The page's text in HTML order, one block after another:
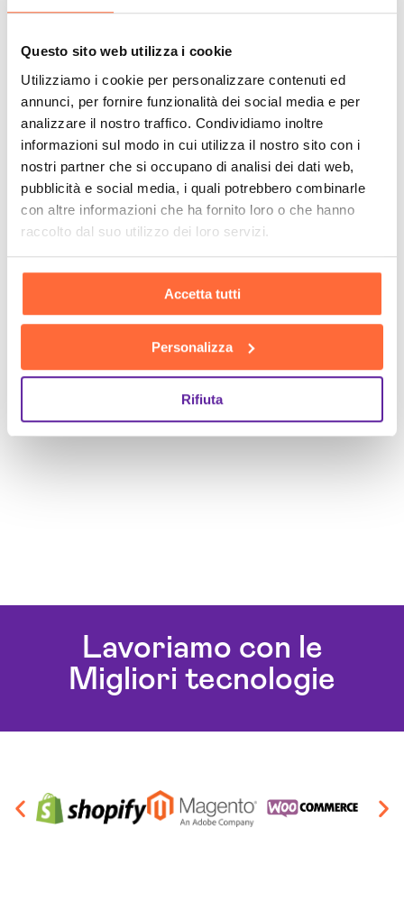
Questo sito web utilizza i cookie
Utilizziamo i cookie per personalizzare contenuti ed
annunci, per fornire funzionalità dei social media e per
analizzare il nostro traffico. Condividiamo inoltre
informazioni sul modo in cui utilizza il nostro sito con i
nostri partner che si occupano di analisi dei dati web,
pubblicità e social media, i quali potrebbero combinarle
con altre informazioni che ha fornito loro o che hanno
raccolto dal suo utilizzo dei loro servizi.
Accetta tutti
Personalizza
Rifiuta
Lavoriamo con le
Migliori tecnologie